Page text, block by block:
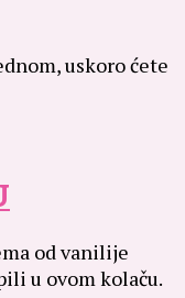
uskoro ćete
od vanilije
u ovom kolaču.